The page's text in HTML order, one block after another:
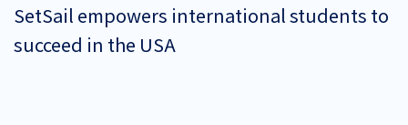
SetSail empowers international students to
succeed in the USA